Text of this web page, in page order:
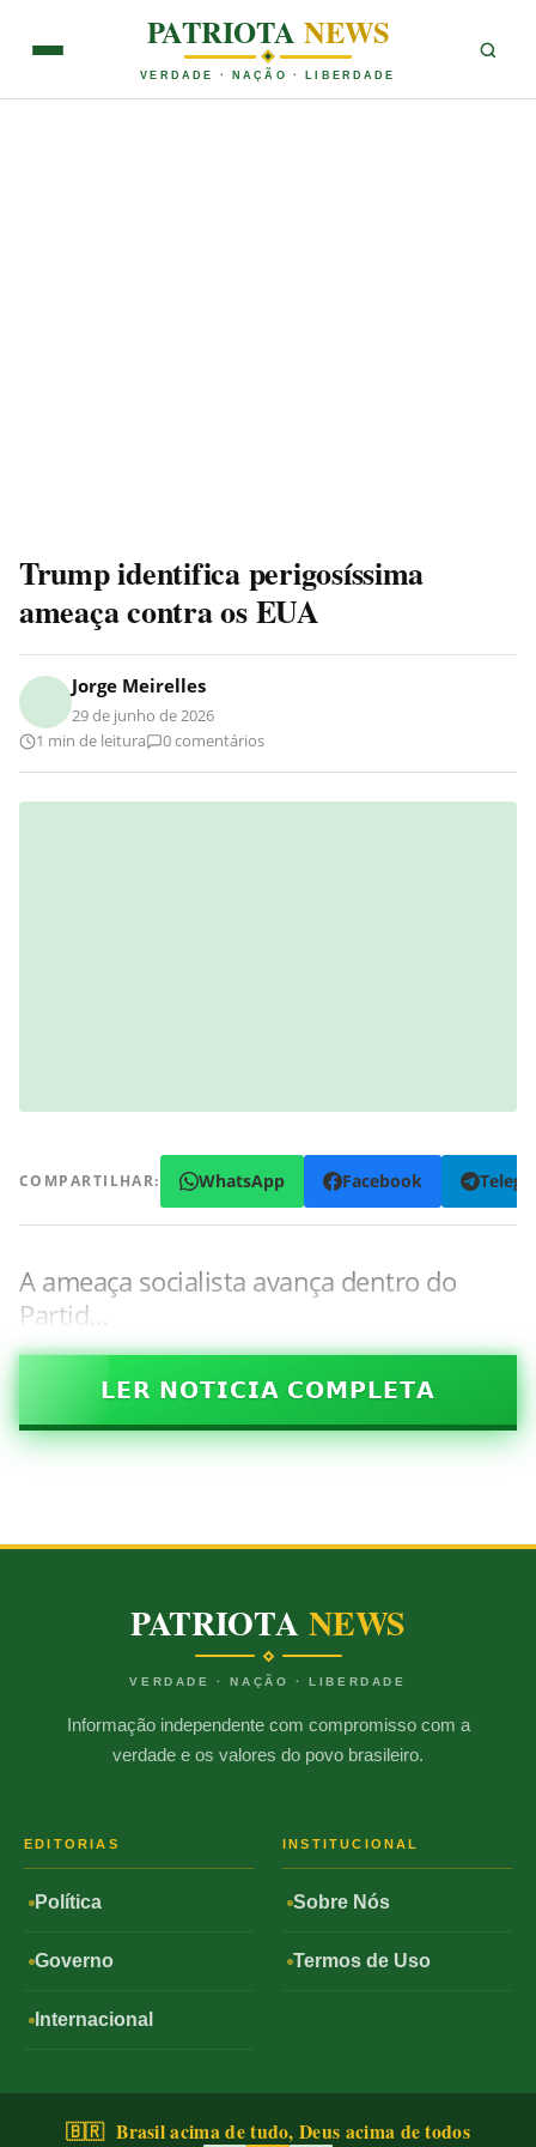
PATRIOTANEWS
VERDADE · NAÇÃO · LIBERDADE
Trump identifica perigosíssima
ameaça contra os EUA
Jorge Meirelles
29 de junho de 2026
1 min de leitura
0 comentários
COMPARTILHAR: WhatsApp Facebook
A ameaça socialista avança dentro do
Partid…
𝗟𝗘𝗥 𝗡𝗢𝗧𝗜𝗖𝗜𝗔 𝗖𝗢𝗠𝗣𝗟𝗘𝗧𝗔
PATRIOTANEWS
VERDADE · NAÇÃO · LIBERDADE
Informação independente com compromisso com a
verdade e os valores do povo brasileiro.
EDITORIAS
Política
Governo
Internacional
INSTITUCIONAL
Sobre Nós
Termos de Uso
🇧🇷 Brasil acima de tudo, Deus acima de todos